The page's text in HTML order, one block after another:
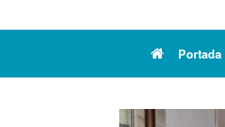
Portada